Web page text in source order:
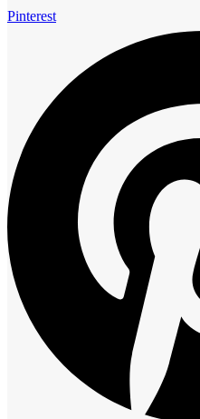
Pinterest